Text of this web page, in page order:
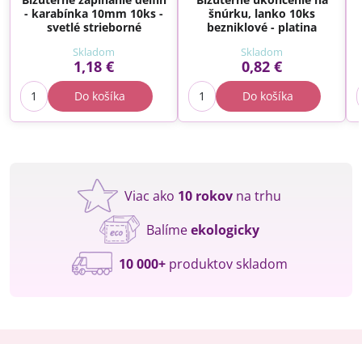
- karabínka 10mm 10ks -
svetlé strieborné
Skladom
1,18 €
Do košíka
šnúrku, lanko 10ks
bezniklové - platina
Skladom
0,82 €
Do košíka
Viac ako 10 rokov na trhu
Balímeekologicky
10 000+produktov skladom